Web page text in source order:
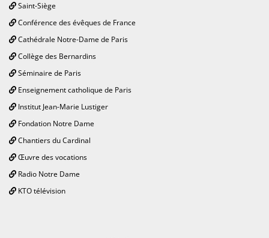
Saint-Siège
Conférence des évêques de France
Cathédrale Notre-Dame de Paris
Collège des Bernardins
Séminaire de Paris
Enseignement catholique de Paris
Institut Jean-Marie Lustiger
Fondation Notre Dame
Chantiers du Cardinal
Œuvre des vocations
Radio Notre Dame
KTO télévision